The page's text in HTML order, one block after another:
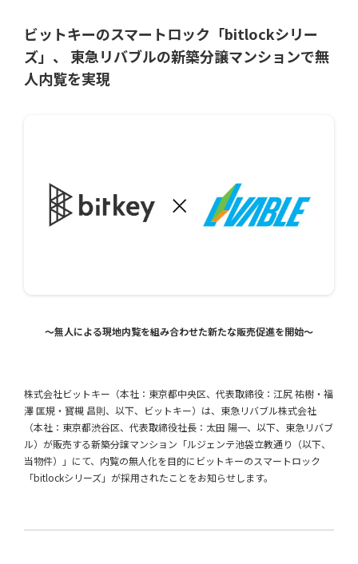
ビットキーのスマートロック「bitlockシリー
ズ」、 東急リバブルの新築分譲マンションで無
人内覧を実現
〜無人による現地内覧を組み合わせた新たな販売促進を開始〜
株式会社ビットキー（本社：東京都中央区、代表取締役：江尻 祐樹・福
澤 匡規・寳槻 昌則、以下、ビットキー）は、東急リバブル株式会社
（本社：東京都渋谷区、代表取締役社長：太田 陽一、以下、東急リバブ
ル）が販売する新築分譲マンション「ルジェンテ池袋立教通り（以下、
当物件）」にて、内覧の無人化を目的にビットキーのスマートロック
「bitlockシリーズ」が採用されたことをお知らせします。